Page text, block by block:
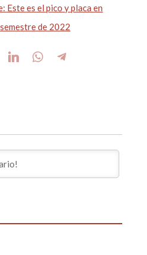
Este es el pico y placa en
de 2022